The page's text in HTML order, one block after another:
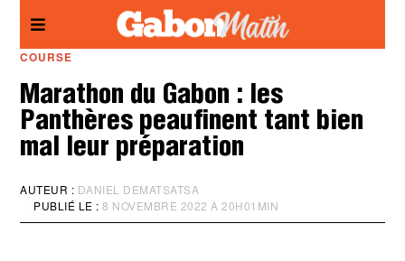
COURSE
Marathon du Gabon : les
Panthères peaufinent tant bien
mal leur préparation
AUTEUR : DANIEL DEMATSATSA
PUBLIÉ LE : 8 NOVEMBRE 2022 À 20H01MIN
I
Panneau de gestion des cookies